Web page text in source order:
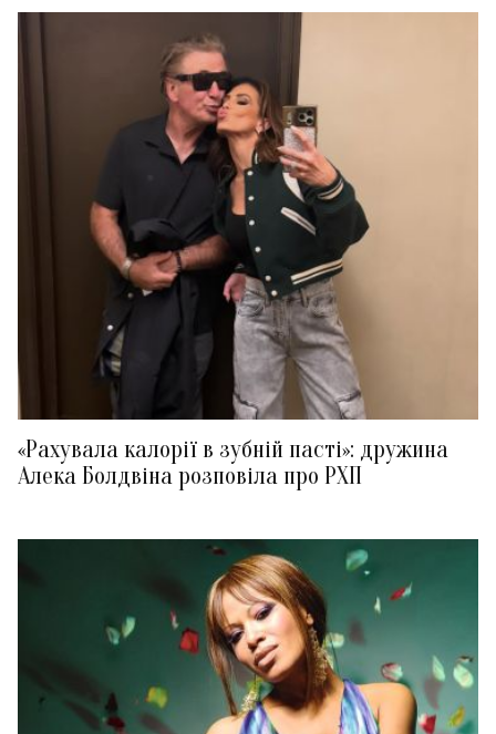
«Рахувала калорії в зубній пасті»: дружина
Алека Болдвіна розповіла про РХП